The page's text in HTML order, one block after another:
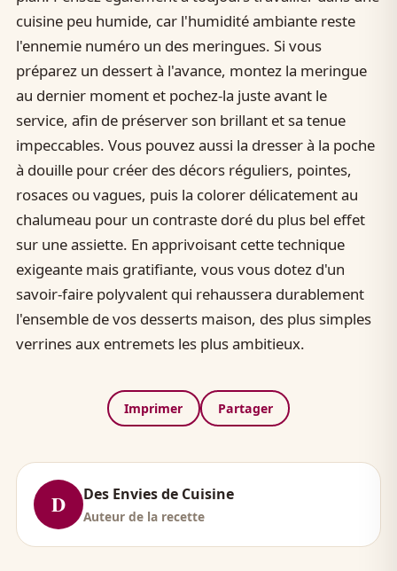
cuisine peu humide, car l'humidité ambiante reste
l'ennemie numéro un des meringues. Si vous
préparez un dessert à l'avance, montez la meringue
au dernier moment et pochez-la juste avant le
service, afin de préserver son brillant et sa tenue
impeccables. Vous pouvez aussi la dresser à la poche
à douille pour créer des décors réguliers, pointes,
rosaces ou vagues, puis la colorer délicatement au
chalumeau pour un contraste doré du plus bel effet
sur une assiette. En apprivoisant cette technique
exigeante mais gratifiante, vous vous dotez d'un
savoir-faire polyvalent qui rehaussera durablement
l'ensemble de vos desserts maison, des plus simples
verrines aux entremets les plus ambitieux.
Imprimer Partager
D Des Envies de Cuisine
Auteur de la recette